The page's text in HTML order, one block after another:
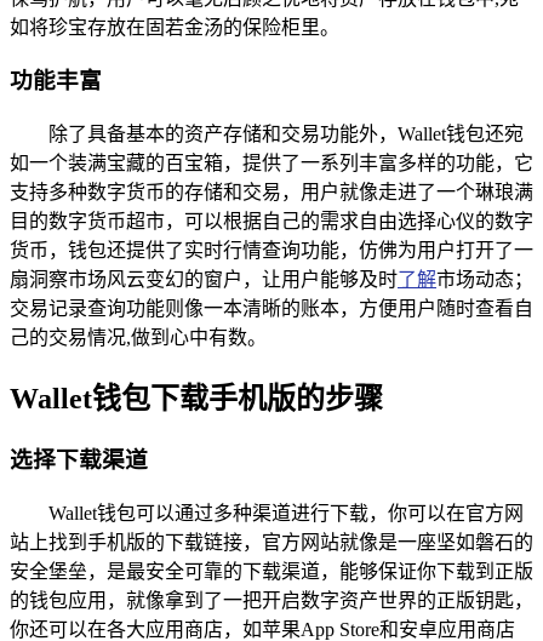
如将珍宝存放在固若金汤的保险柜里。
功能丰富
除了具备基本的资产存储和交易功能外，Wallet钱包还宛
如一个装满宝藏的百宝箱，提供了一系列丰富多样的功能，它
支持多种数字货币的存储和交易，用户就像走进了一个琳琅满
目的数字货币超市，可以根据自己的需求自由选择心仪的数字
货币，钱包还提供了实时行情查询功能，仿佛为用户打开了一
扇洞察市场风云变幻的窗户，让用户能够及时了解市场动态；
交易记录查询功能则像一本清晰的账本，方便用户随时查看自
己的交易情况,做到心中有数。
Wallet钱包下载手机版的步骤
选择下载渠道
Wallet钱包可以通过多种渠道进行下载，你可以在官方网
站上找到手机版的下载链接，官方网站就像是一座坚如磐石的
安全堡垒，是最安全可靠的下载渠道，能够保证你下载到正版
的钱包应用，就像拿到了一把开启数字资产世界的正版钥匙，
你还可以在各大应用商店，如苹果App Store和安卓应用商店